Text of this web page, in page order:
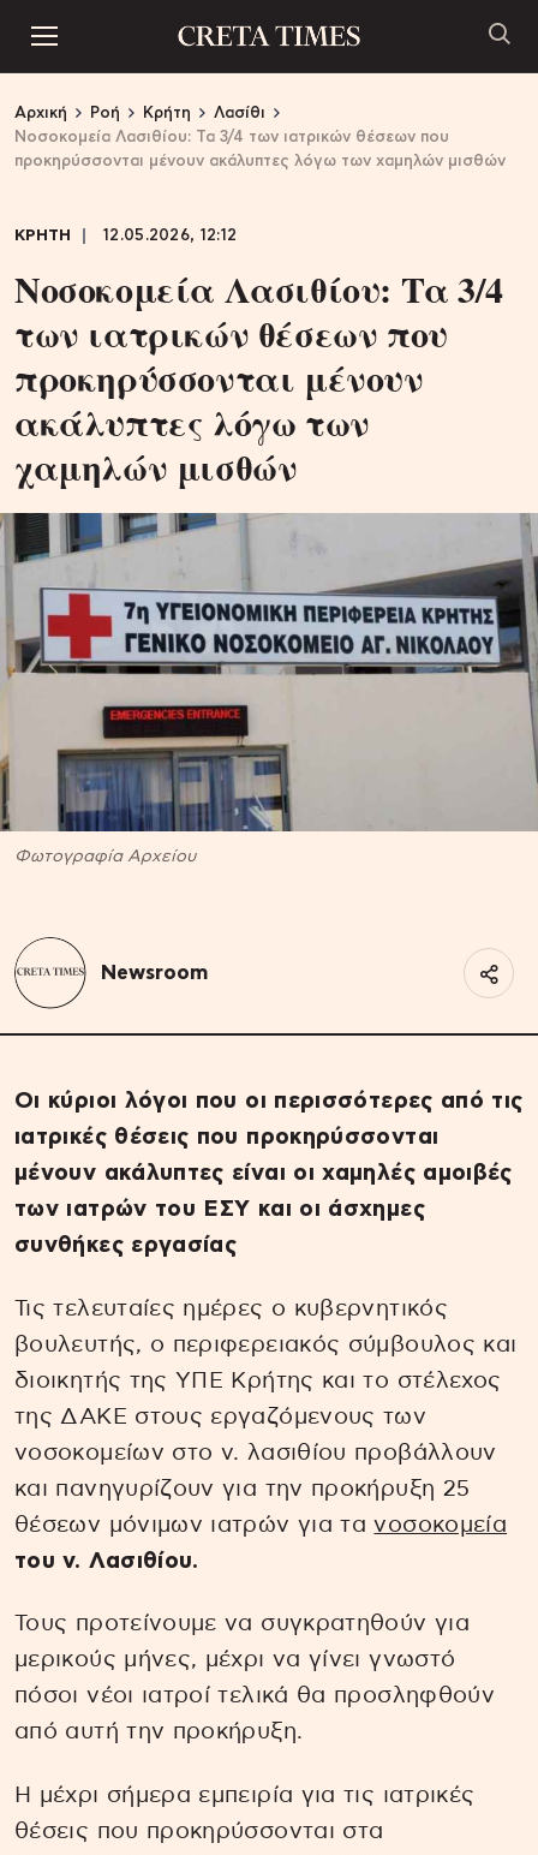
Αρχική Ροή Κρήτη
Λασίθι
Νοσοκομεία Λασιθίου: Τα 3/4 των ιατρικών θέσεων που
προκηρύσσονται μένουν ακάλυπτες λόγω των χαμηλών μισθών
ΚΡΗΤΗ 12.05.2026, 12:12
Νοσοκομεία Λασιθίου: Τα 3/4
των ιατρικών θέσεων που
προκηρύσσονται μένουν
ακάλυπτες λόγω των
χαμηλών μισθών
Φωτογραφία Αρχείου
Newsroom
Οι κύριοι λόγοι που οι περισσότερες από τις
ιατρικές θέσεις που προκηρύσσονται
μένουν ακάλυπτες είναι οι χαμηλές αμοιβές
των ιατρών του ΕΣΥ και οι άσχημες
συνθήκες εργασίας
Τις τελευταίες ημέρες ο κυβερνητικός
βουλευτής, ο περιφερειακός σύμβουλος και
διοικητής της ΥΠΕ Κρήτης και το στέλεχος
της ΔΑΚΕ στους εργαζόμενους των
νοσοκομείων στο ν. λασιθίου προβάλλουν
και πανηγυρίζουν για την προκήρυξη 25
θέσεων μόνιμων ιατρών για τανοσοκομεία
του ν. Λασιθίου.
Τους προτείνουμε να συγκρατηθούν για
μερικούς μήνες, μέχρι να γίνει γνωστό
πόσοι νέοι ιατροί τελικά θα προσληφθούν
από αυτή την προκήρυξη.
Η μέχρι σήμερα εμπειρία για τις ιατρικές
θέσεις που προκηρύσσονται στα